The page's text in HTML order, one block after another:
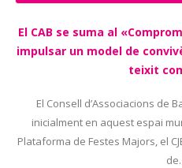
El CAB se suma al
impulsar un model de
teixit
El Consell d’Associacions de
inicialment en aquest espai
Plataforma de Festes Majors, el